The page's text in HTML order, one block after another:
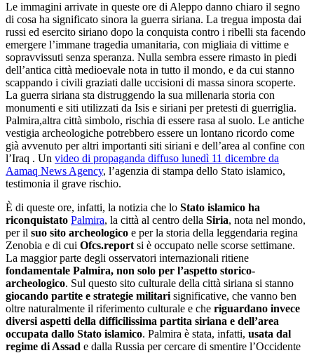
Le immagini arrivate in queste ore di Aleppo danno chiaro il segno
di cosa ha significato sinora la guerra siriana. La tregua imposta dai
russi ed esercito siriano dopo la conquista contro i ribelli sta facendo
emergere l’immane tragedia umanitaria, con migliaia di vittime e
sopravvissuti senza speranza. Nulla sembra essere rimasto in piedi
dell’antica città medioevale nota in tutto il mondo, e da cui stanno
scappando i civili graziati dalle uccisioni di massa sinora scoperte.
La guerra siriana sta distruggendo la sua millenaria storia con
monumenti e siti utilizzati da Isis e siriani per pretesti di guerriglia.
Palmira,altra città simbolo, rischia di essere rasa al suolo. Le antiche
vestigia archeologiche potrebbero essere un lontano ricordo come
già avvenuto per altri importanti siti siriani e dell’area al confine con
l’Iraq . Un video di propaganda diffuso lunedì 11 dicembre da
Aamaq News Agency, l’agenzia di stampa dello Stato islamico,
testimonia il grave rischio.
È di queste ore, infatti, la notizia che lo Stato islamico ha
riconquistato Palmira, la città al centro della Siria, nota nel mondo,
per il suo sito archeologico e per la storia della leggendaria regina
Zenobia e di cui Ofcs.report si è occupato nelle scorse settimane.
La maggior parte degli osservatori internazionali ritiene
fondamentale Palmira, non solo per l’aspetto storico-
archeologico. Sul questo sito culturale della città siriana si stanno
giocando partite e strategie militari significative, che vanno ben
oltre naturalmente il riferimento culturale e che riguardano invece
diversi aspetti della difficilissima partita siriana e dell’area
occupata dallo Stato islamico. Palmira è stata, infatti, usata dal
regime di Assad e dalla Russia per cercare di smentire l’Occidente